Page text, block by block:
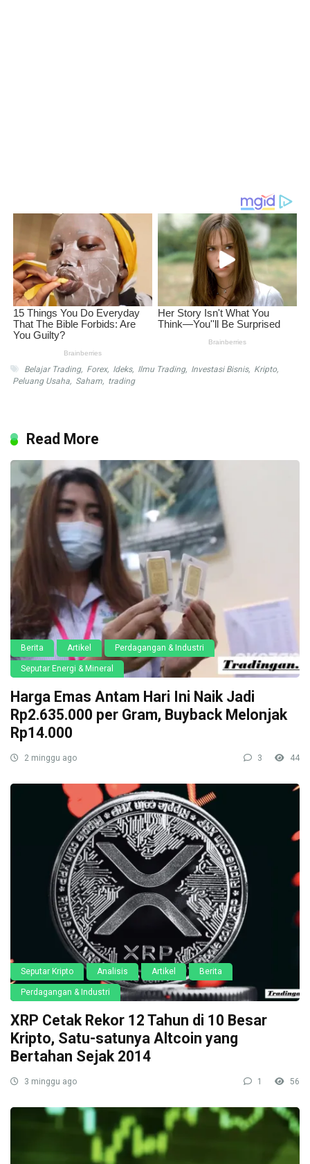
Belajar Trading, Forex, Ideks, Ilmu Trading, Investasi Bisnis, Kripto,
Peluang Usaha, Saham, trading
Read More
Berita Artikel Perdagangan & Industri
Seputar Energi & Mineral
Harga Emas Antam Hari Ini Naik Jadi
Rp2.635.000 per Gram, Buyback Melonjak
Rp14.000
2 minggu ago 3 44
Seputar Kripto Analisis Artikel Berita
Perdagangan & Industri
XRP Cetak Rekor 12 Tahun di 10 Besar
Kripto, Satu-satunya Altcoin yang
Bertahan Sejak 2014
3 minggu ago 1 56